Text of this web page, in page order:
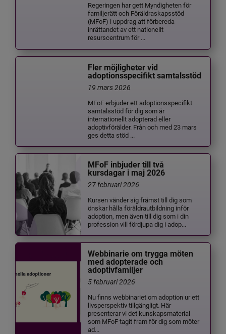
Regeringen har gett Myndigheten för
familjerätt och Föräldraskapsstöd
(MFoF) i uppdrag att förbereda
inrättandet av ett nationellt
resurscentrum för ...
Fler möjligheter vid
adoptionsspecifikt samtalsstöd
19 mars 2026
MFoF erbjuder ett adoptionsspecifikt
samtalsstöd för dig som är
internationellt adopterad eller
adoptivförälder. Från och med 23 mars
ges detta stöd ...
MFoF inbjuder till två
kursdagar i maj 2026
27 februari 2026
Kursen vänder sig främst till dig som
önskar hålla föräldrautbildning inför
adoption, men även till dig som i din
profession vill fördjupa dig i adop...
Webbinarie om trygga möten
med adopterade och
adoptivfamiljer
5 februari 2026
Nu finns webbinariet om adoption ur ett
livsperspektiv tillgängligt. Här
presenterar vi det kunskapsmaterial
som MFoF tagit fram för dig som möter
ad...